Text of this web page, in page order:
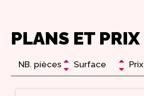
PLANS ET PRIX
NB. pièces Surface Prix